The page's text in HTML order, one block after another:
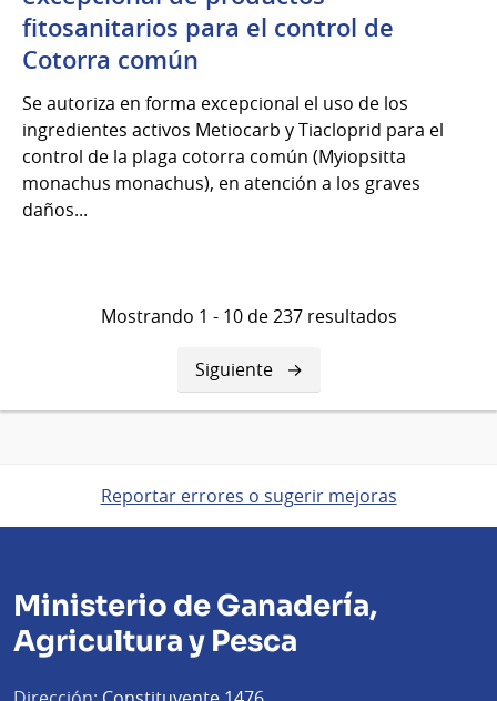
fitosanitarios para el control de
Cotorra común
Se autoriza en forma excepcional el uso de los
ingredientes activos Metiocarb y Tiacloprid para el
control de la plaga cotorra común (Myiopsitta
monachus monachus), en atención a los graves
daños...
Mostrando 1 - 10 de 237 resultados
Siguiente
página
Siguiente
Reportar errores o sugerir mejoras
Ministerio de Ganadería,
Agricultura y Pesca